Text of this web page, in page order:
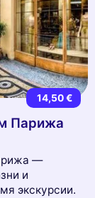
14,50 €
Парижа
—
и
экскурсии.